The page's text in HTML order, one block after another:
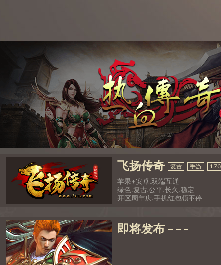
飞扬传奇 复古 手游 1.76
苹果+安卓.双端互通
绿色.复古.公平.长久.稳定
开区周年庆.手机红包领不停
即将发布